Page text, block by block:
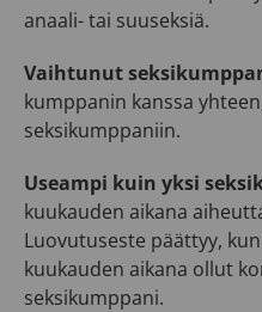
anaali- tai suuseksiä.
Vaihtunut
kumppanin kanssa
seksikumppaniin.
Useampi kuin yksi
kuukauden aikana
Luovutuseste päättyy,
kuukauden aikana ollut
seksikumppani.